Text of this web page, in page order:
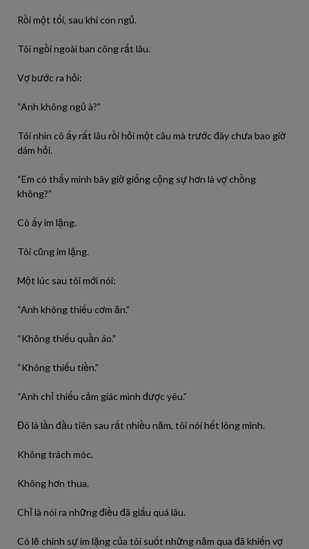
Rồi một tối, sau khi con ngủ.
Tôi ngồi ngoài ban công rất lâu.
Vợ bước ra hỏi:
“Anh không ngủ à?”
Tôi nhìn cô ấy rất lâu rồi hỏi một câu mà trước đây chưa bao giờ
dám hỏi.
“Em có thấy mình bây giờ giống cộng sự hơn là vợ chồng
không?”
Cô ấy im lặng.
Tôi cũng im lặng.
Một lúc sau tôi mới nói:
“Anh không thiếu cơm ăn.”
“Không thiếu quần áo.”
“Không thiếu tiền.”
“Anh chỉ thiếu cảm giác mình được yêu.”
Đó là lần đầu tiên sau rất nhiều năm, tôi nói hết lòng mình.
Không trách móc.
Không hơn thua.
Chỉ là nói ra những điều đã giấu quá lâu.
Có lẽ chính sự im lặng của tôi suốt những năm qua đã khiến vợ